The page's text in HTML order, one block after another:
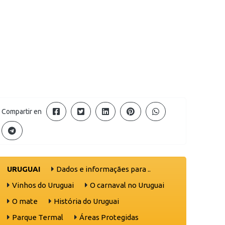
Compartir en
URUGUAI
Dados e informaçães para ..
Vinhos do Uruguai
O carnaval no Uruguai
O mate
História do Uruguai
Parque Termal
Áreas Protegidas